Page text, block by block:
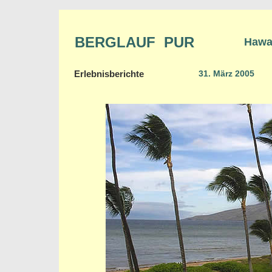
BERGLAUF PUR
Erlebnisberichte 31. März 2005